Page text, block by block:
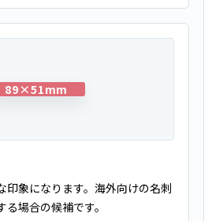
89×51mm
印象になります。海外向けの名刺
場合の候補です。